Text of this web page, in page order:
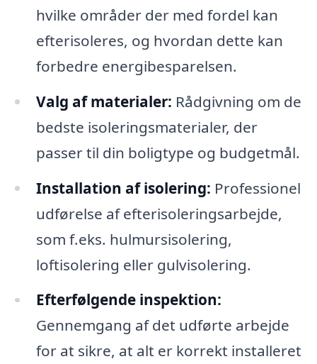
hvilke områder der med fordel kan
efterisoleres, og hvordan dette kan
forbedre energibesparelsen.
Valg af materialer: Rådgivning om de
bedste isoleringsmaterialer, der
passer til din boligtype og budgetmål.
Installation af isolering: Professionel
udførelse af efterisoleringsarbejde,
som f.eks. hulmursisolering,
loftisolering eller gulvisolering.
Efterfølgende inspektion:
Gennemgang af det udførte arbejde
for at sikre, at alt er korrekt installeret